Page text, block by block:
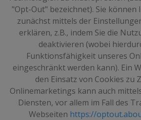
"Opt-Out" bezeichnet). Sie können
zunächst mittels der
erklären, z.B., indem Sie die
deaktivieren (wobei
Funktionsfähigkeit unseres
eingeschränkt werden kann). Ein
den Einsatz von Cookies zu
Onlinemarketings kann auch
Diensten, vor allem im Fall des
Webseiten https://